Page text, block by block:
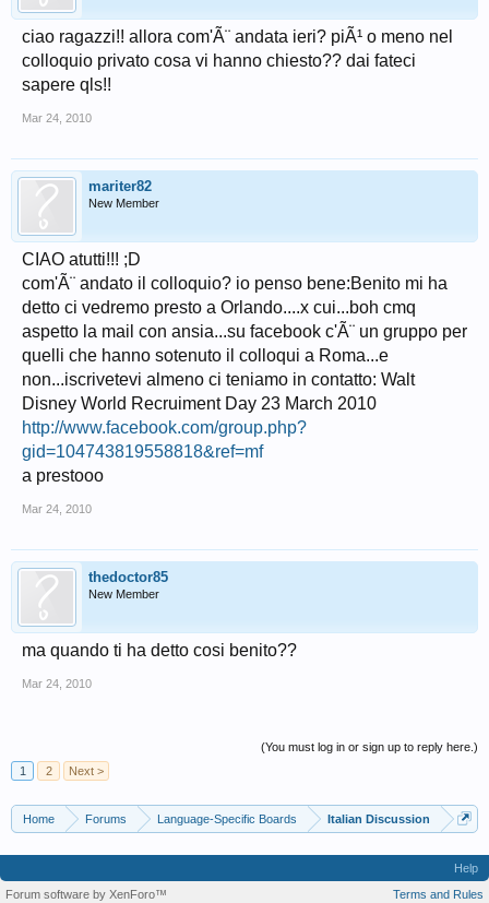
ciao ragazzi!! allora com'Ã¨ andata ieri? piÃ¹ o meno nel
colloquio privato cosa vi hanno chiesto?? dai fateci
sapere qls!!
Mar 24, 2010
mariter82
New Member
CIAO atutti!!! ;D
com'Ã¨ andato il colloquio? io penso bene:Benito mi ha
detto ci vedremo presto a Orlando....x cui...boh cmq
aspetto la mail con ansia...su facebook c'Ã¨ un gruppo per
quelli che hanno sotenuto il colloqui a Roma...e
non...iscrivetevi almeno ci teniamo in contatto: Walt
Disney World Recruiment Day 23 March 2010
http://www.facebook.com/group.php?
gid=104743819558818&ref=mf
a prestooo
Mar 24, 2010
thedoctor85
New Member
ma quando ti ha detto cosi benito??
Mar 24, 2010
(You must log in or sign up to reply here.)
1
2 Next >
Home Forums Language-Specific Boards Italian Discussion
Help
Terms and Rules
Forum software by XenForo™